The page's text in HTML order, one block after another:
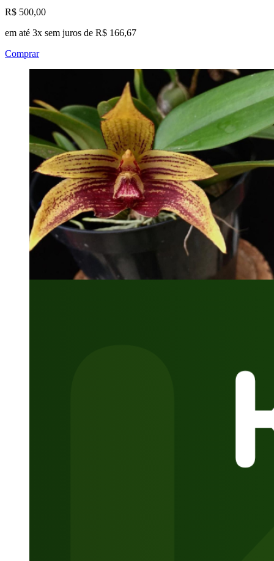
R$ 500,00
em até 3x sem juros de R$ 166,67
Comprar